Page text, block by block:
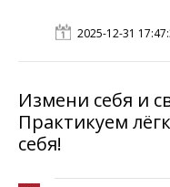
2025-12-31
Измени себя и
Практикуем
себя!